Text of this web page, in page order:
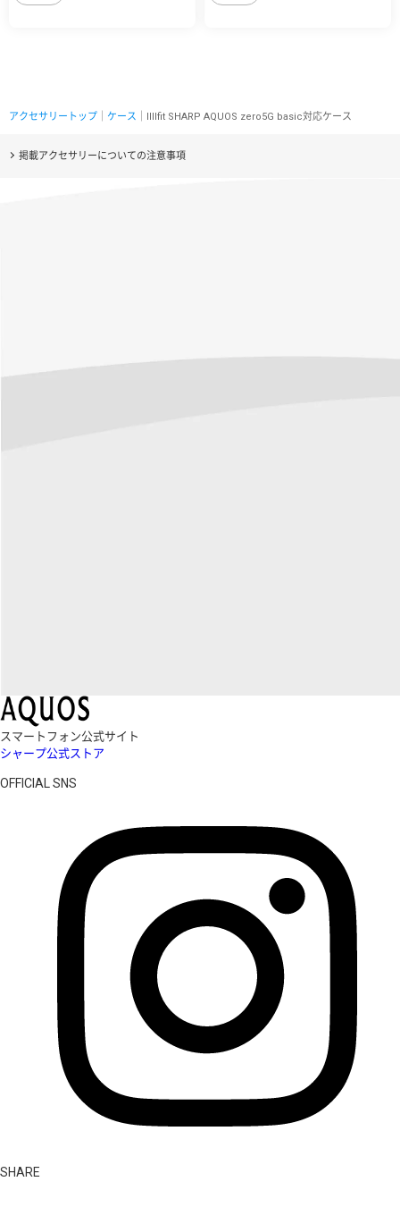
アクセサリートップ ケース ｜IIIIfit SHARP AQUOS zero5G basic対応ケース
掲載アクセサリーについての注意事項
スマートフォン公式サイト
シャープ公式ストア
OFFICIAL SNS
SHARE